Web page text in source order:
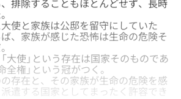
排除することもほとんどせず、長時
使と家族は公邸を留守にしていた
、家族が感じた恐怖は生命の危険そ
大使」という存在は国家そのものであ
全権」という冠がつく。
存在と、その家族が生命の危険を感
遣する国家としてまったく許容でき